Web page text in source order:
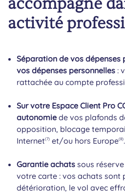
activité
Séparation de vos dépenses
vos dépenses personnelles :
rattachée au compte
Sur votre Espace Client Pro
autonomie de vos plafonds
opposition, blocage
Internet(7) et/ou hors Europe(8).
Garantie achats sous
votre carte : vos achats sont
détérioration, le vol avec